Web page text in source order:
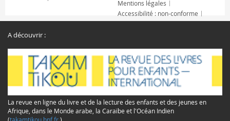
Mentions légales
Accessibilité : non-conforme
A découvrir :
La revue en ligne du livre et de la lecture des enfants et des jeunes en
Afrique, dans le Monde arabe, la Caraïbe et l'Océan Indien